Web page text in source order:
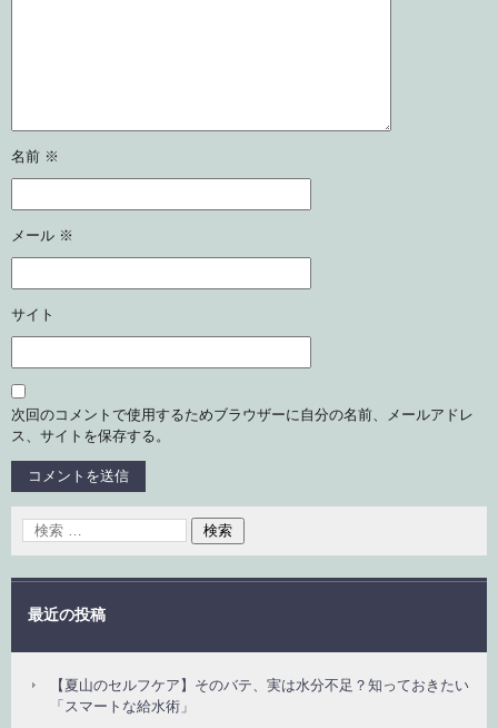
名前 ※
メール ※
サイト
次回のコメントで使用するためブラウザーに自分の名前、メールアドレ
ス、サイトを保存する。
最近の投稿
【夏山のセルフケア】そのバテ、実は水分不足？知っておきたい
「スマートな給水術」